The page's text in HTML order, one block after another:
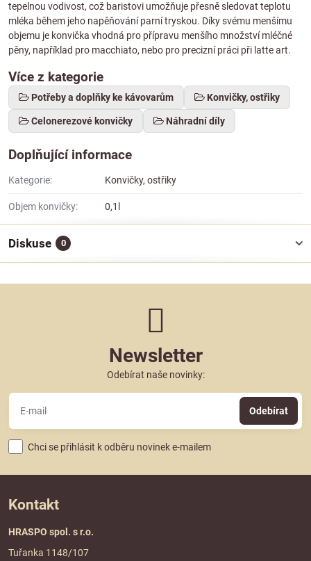
tepelnou vodivost, což baristovi umožňuje přesně sledovat teplotu
mléka během jeho napěňování parní tryskou. Díky svému menšímu
objemu je konvička vhodná pro přípravu menšího množství mléčné
pěny, například pro macchiato, nebo pro precizní práci při latte art.
Více z kategorie
Potřeby a doplňky ke kávovarům Konvičky, ostřiky
Celonerezové konvičky Náhradní díly
Doplňující informace
Kategorie: Konvičky, ostřiky
Objem konvičky: 0,1l
Diskuse 0
Newsletter
Odebírat naše novinky:
Odebírat
Chci se přihlásit k odběru novinek e-mailem
Kontakt
HRASPO spol. s r.o.
Tuřanka 1148/107